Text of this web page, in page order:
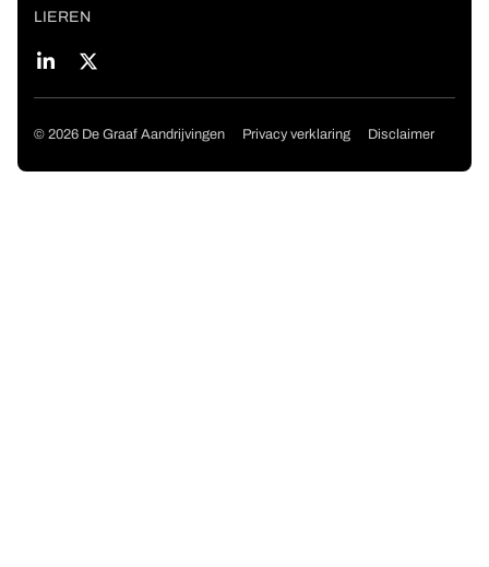
LIEREN
© 2026 De Graaf Aandrijvingen Privacy verklaring Disclaimer